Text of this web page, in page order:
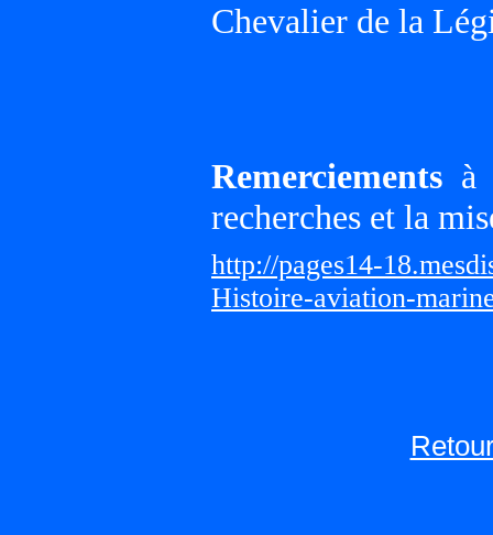
Chevalier de la
Remerciements à
recherches et la
http://pages14-
Histoire-aviation-